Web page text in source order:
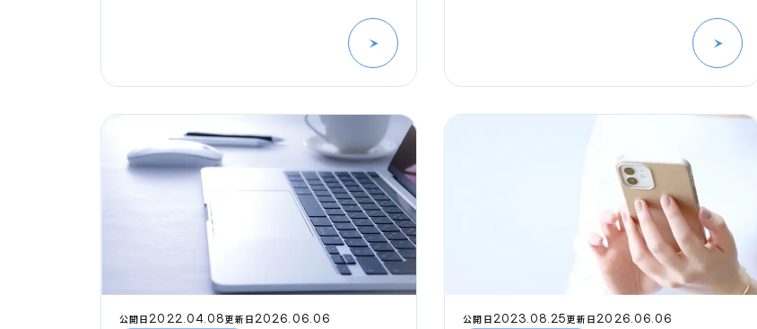
公開日2022.04.08更新日2026.06.06
公開日2023.08.25更新日2026.06.06